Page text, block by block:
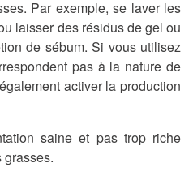
Par exemple, se laver les
laisser des résidus de gel ou
de sébum. Si vous utilisez
pas à la nature de
activer la production
saine et pas trop riche